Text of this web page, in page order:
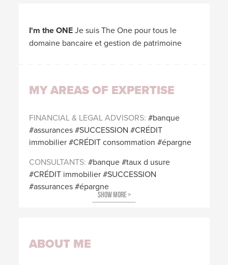
I'm the ONEJe suis The One pour tous le
domaine bancaire et gestion de patrimoine
MY AREAS OF EXPERTISE
FINANCIAL & LEGAL ADVISORS
banque
assurances SUCCESSION
CRÉDIT
immobilier CRÉDIT consommation
épargne
CONSULTANTS
banque taux d usure
CRÉDIT immobilier SUCCESSION
assurances épargne
ABOUT ME